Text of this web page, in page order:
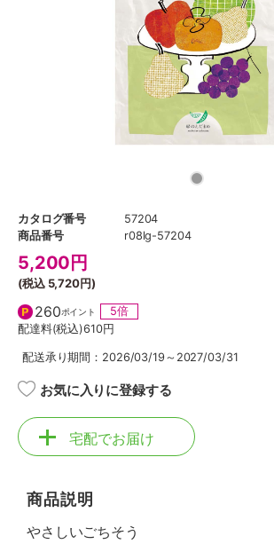
カタログ番号
57204
商品番号
r08lg-57204
5,200 円
(税込 5,720円)
260ポイント
5倍
配達料(税込)610円
配送承り期間：2026/03/19～2027/03/31
お気に入りに登録する
宅配でお届け
商品説明
やさしいごちそう